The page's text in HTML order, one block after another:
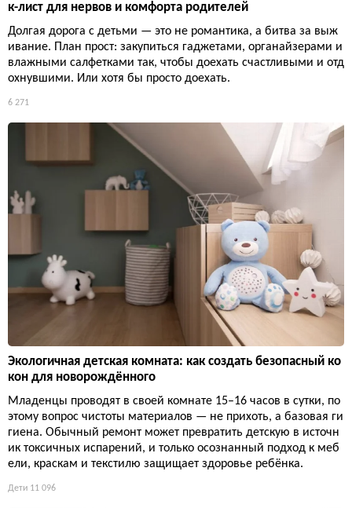
к-лист для нервов и комфорта родителей
Долгая дорога с детьми — это не романтика, а битва за выж
ивание. План прост: закупиться гаджетами, органайзерами и
влажными салфетками так, чтобы доехать счастливыми и отд
охнувшими. Или хотя бы просто доехать.
6 271
Экологичная детская комната: как создать безопасный ко
кон для новорождённого
Младенцы проводят в своей комнате 15–16 часов в сутки, по
этому вопрос чистоты материалов — не прихоть, а базовая ги
гиена. Обычный ремонт может превратить детскую в источн
ик токсичных испарений, и только осознанный подход к меб
ели, краскам и текстилю защищает здоровье ребёнка.
Дети 11 096